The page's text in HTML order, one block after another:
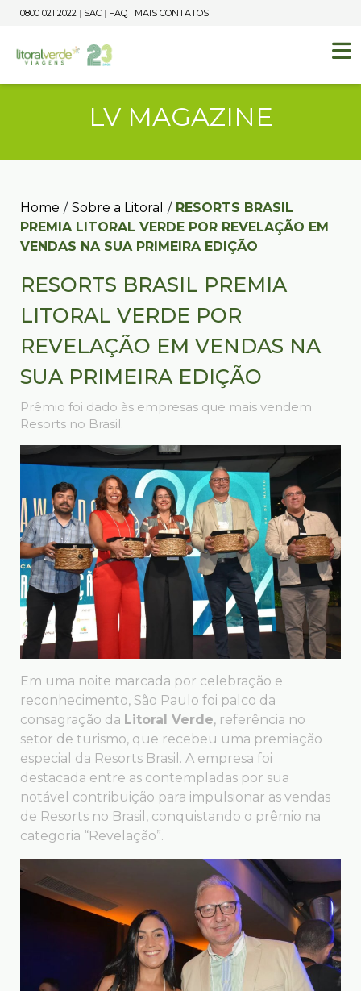
0800 021 2022 | SAC | FAQ | MAIS CONTATOS
LV MAGAZINE
Home / Sobre a Litoral / RESORTS BRASIL
PREMIA LITORAL VERDE POR REVELAÇÃO EM
VENDAS NA SUA PRIMEIRA EDIÇÃO
RESORTS BRASIL PREMIA
LITORAL VERDE POR
REVELAÇÃO EM VENDAS NA
SUA PRIMEIRA EDIÇÃO
Prêmio foi dado às empresas que mais vendem
Resorts no Brasil.
Em uma noite marcada por celebração e
reconhecimento, São Paulo foi palco da
consagração da Litoral Verde, referência no
setor de turismo, que recebeu uma premiação
especial da Resorts Brasil. A empresa foi
destacada entre as contempladas por sua
notável contribuição para impulsionar as vendas
de Resorts no Brasil, conquistando o prêmio na
categoria “Revelação”.